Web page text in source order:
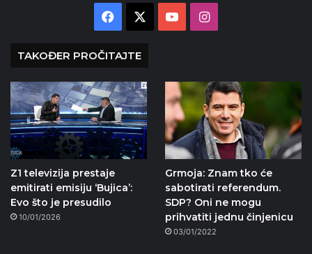
Facebook YouTubeInstagram
TAKOĐER PROČITAJTE
Z1 televizija prestaje
emitirati emisiju ‘Bujica’:
Evo što je presudilo
10/01/2026
Grmoja: Znam tko će
sabotirati referendum.
SDP? Oni ne mogu
prihvatiti jednu činjenicu
03/01/2022